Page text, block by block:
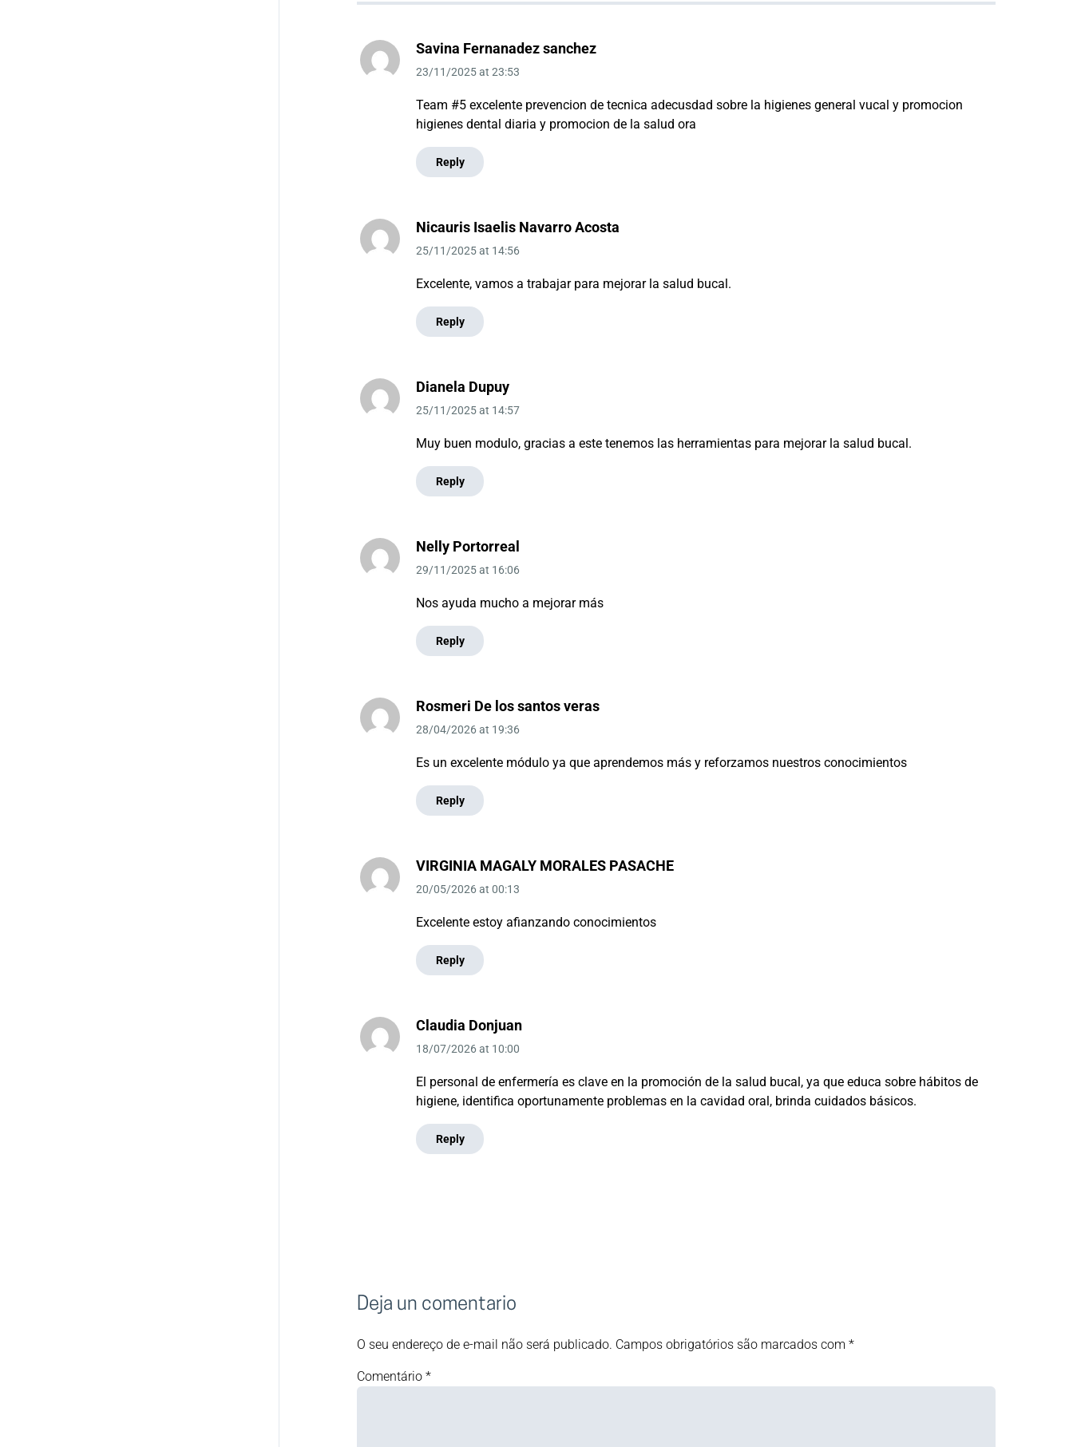
Savina Fernanadez sanchez
23/11/2025at 23:53
Team #5 excelente prevencion de tecnica adecusdad sobre la higienes general vucal y promocion
higienes dental diaria y promocion de la salud ora
Reply
Nicauris Isaelis Navarro Acosta
25/11/2025at 14:56
Excelente, vamos a trabajar para mejorar la salud bucal.
Reply
Dianela Dupuy
25/11/2025at 14:57
Muy buen modulo, gracias a este tenemos las herramientas para mejorar la salud bucal.
Reply
Nelly Portorreal
29/11/2025at 16:06
Nos ayuda mucho a mejorar más
Reply
Rosmeri De los santos veras
28/04/2026at 19:36
Es un excelente módulo ya que aprendemos más y reforzamos nuestros conocimientos
Reply
VIRGINIA MAGALY MORALES PASACHE
20/05/2026at 00:13
Excelente estoy afianzando conocimientos
Reply
Claudia Donjuan
18/07/2026at 10:00
El personal de enfermería es clave en la promoción de la salud bucal, ya que educa sobre hábitos de
higiene, identifica oportunamente problemas en la cavidad oral, brinda cuidados básicos.
Reply
Deja un comentario
O seu endereço de e-mail não será publicado. Campos obrigatórios são marcados com *
Comentário *